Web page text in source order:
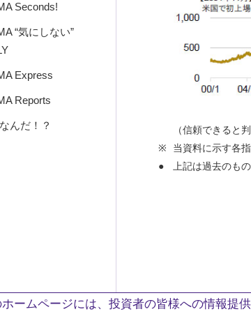
Seconds!
“気にしない”
Express
Reports
んだ！？
（信頼できると
当資料に示す各
上記は過去のも
ームページには、投資者の皆様への情報提